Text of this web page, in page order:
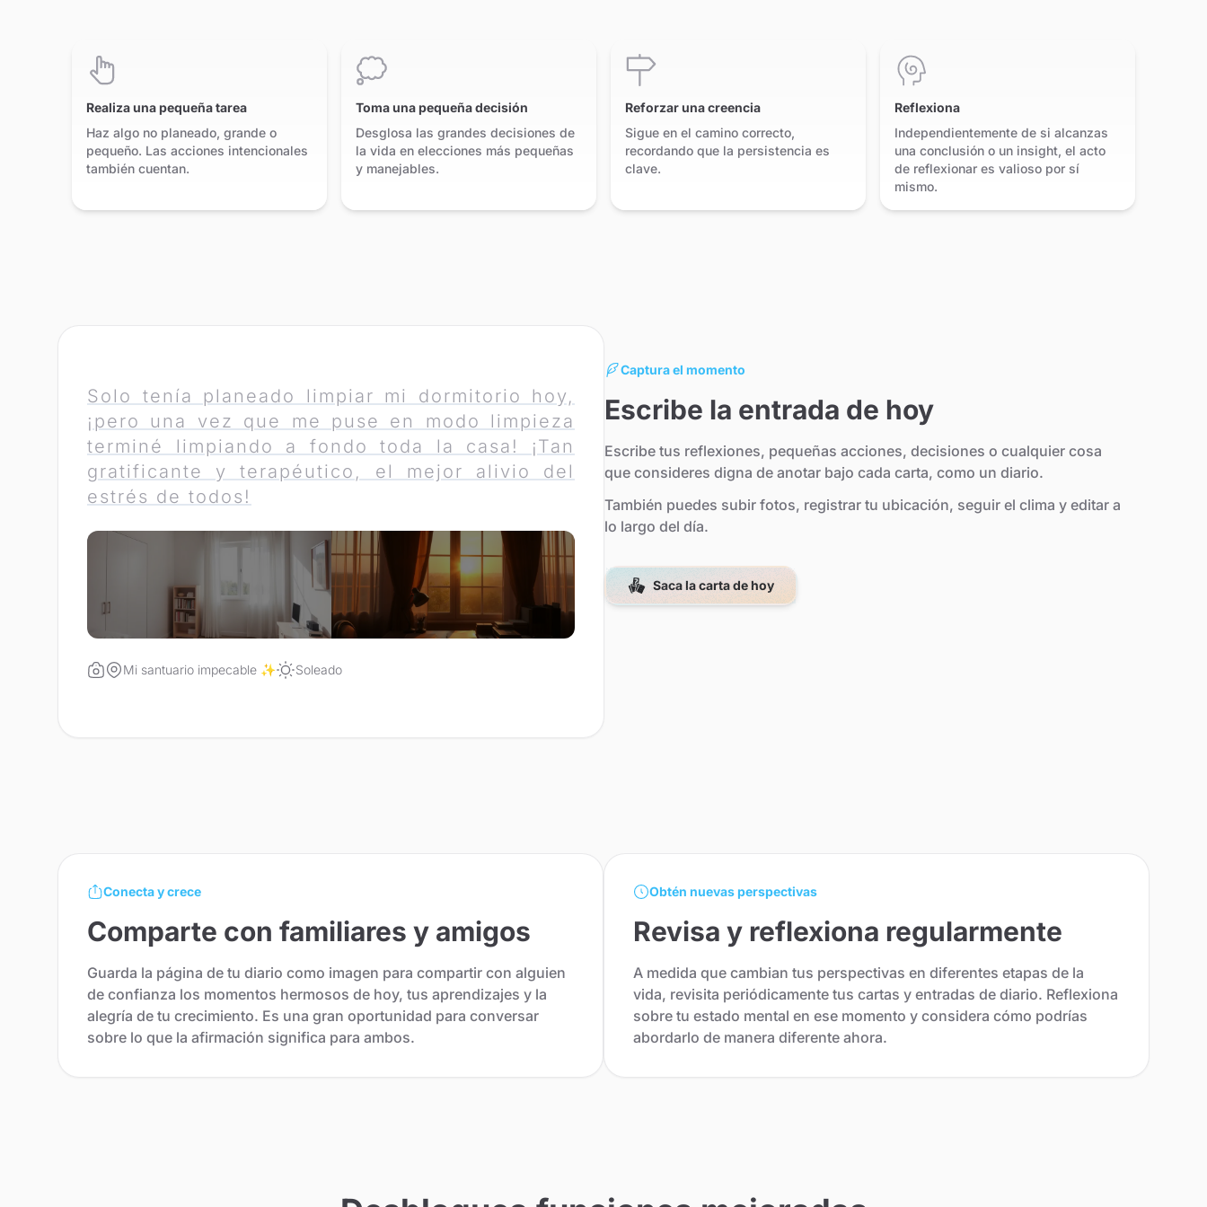
Realiza una pequeña tarea
Haz algo no planeado, grande o
pequeño. Las acciones intencionales
también cuentan.
Toma una pequeña decisión
Desglosa las grandes decisiones de
la vida en elecciones más pequeñas
y manejables.
Reforzar una creencia
Sigue en el camino correcto,
recordando que la persistencia es
clave.
Reflexiona
Independientemente de si alcanzas
una conclusión o un insight, el acto
de reflexionar es valioso por sí
mismo.
Solo tenía planeado limpiar mi dormitorio hoy,
¡pero una vez que me puse en modo limpieza
terminé limpiando a fondo toda la casa! ¡Tan
gratificante y terapéutico, el mejor alivio del
estrés de todos!
Mi santuario impecable ✨ Soleado
Captura el momento
Escribe la entrada de hoy
Escribe tus reflexiones, pequeñas acciones, decisiones o cualquier cosa
que consideres digna de anotar bajo cada carta, como un diario.
También puedes subir fotos, registrar tu ubicación, seguir el clima y editar a
lo largo del día.
Saca la carta de hoy
Conecta y crece
Comparte con familiares y amigos
Guarda la página de tu diario como imagen para compartir con alguien
de confianza los momentos hermosos de hoy, tus aprendizajes y la
alegría de tu crecimiento. Es una gran oportunidad para conversar
sobre lo que la afirmación significa para ambos.
Obtén nuevas perspectivas
Revisa y reflexiona regularmente
A medida que cambian tus perspectivas en diferentes etapas de la
vida, revisita periódicamente tus cartas y entradas de diario. Reflexiona
sobre tu estado mental en ese momento y considera cómo podrías
abordarlo de manera diferente ahora.